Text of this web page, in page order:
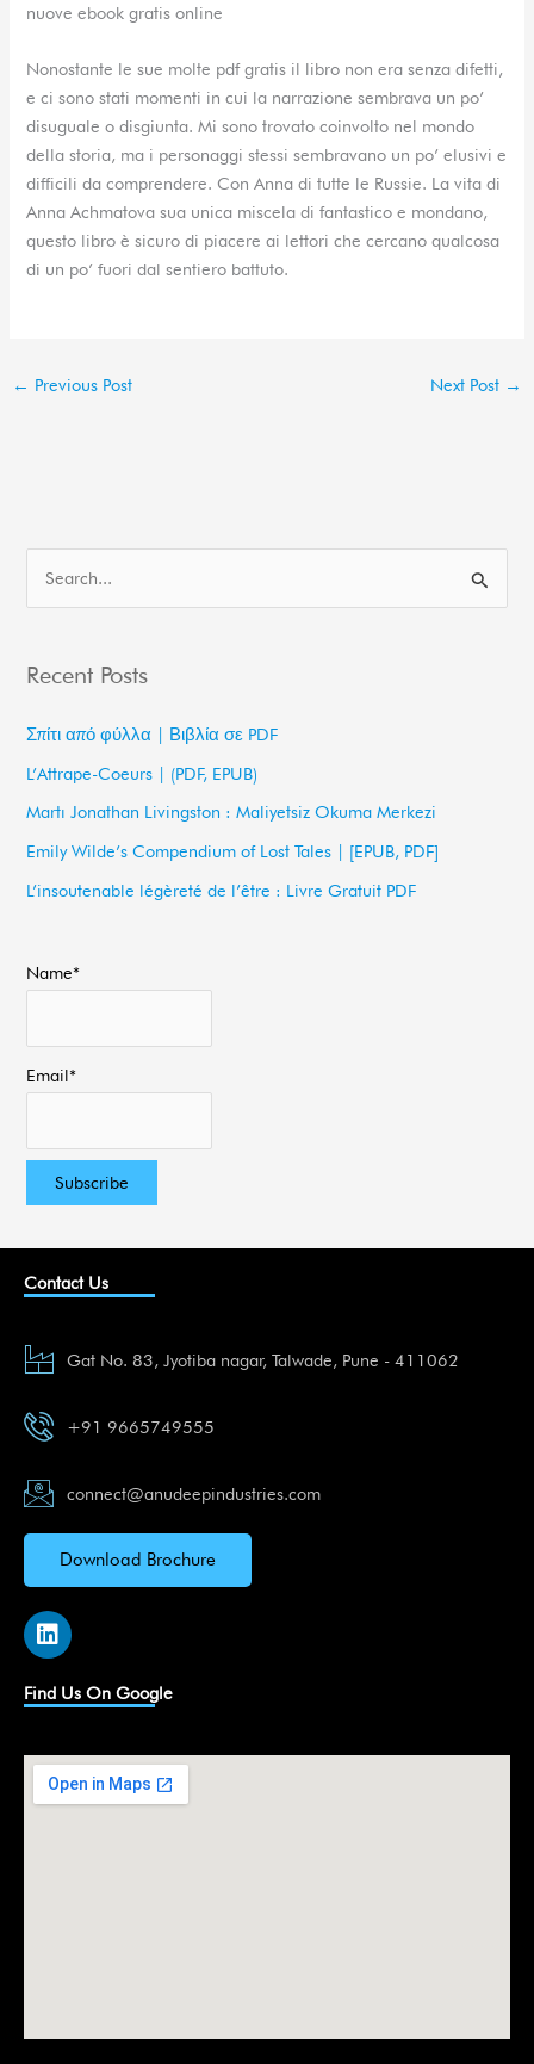
nuove ebook gratis online
Nonostante le sue molte pdf gratis il libro non era senza difetti,
e ci sono stati momenti in cui la narrazione sembrava un po’
disuguale o disgiunta. Mi sono trovato coinvolto nel mondo
della storia, ma i personaggi stessi sembravano un po’ elusivi e
difficili da comprendere. Con Anna di tutte le Russie. La vita di
Anna Achmatova sua unica miscela di fantastico e mondano,
questo libro è sicuro di piacere ai lettori che cercano qualcosa
di un po’ fuori dal sentiero battuto.
← Previous Post Next Post →
r
r
:
Recent Posts
Σπίτι από φύλλα | Βιβλία σε PDF
L’Attrape-Coeurs | (PDF, EPUB)
Martı Jonathan Livingston : Maliyetsiz Okuma Merkezi
Emily Wilde’s Compendium of Lost Tales | [EPUB, PDF]
L’insoutenable légèreté de l’être : Livre Gratuit PDF
Name*
Email*
Contact Us
Gat No. 83, Jyotiba nagar, Talwade, Pune - 411062
+91 9665749555
connect@anudeepindustries.com
Download Brochure
L
i
k
e
i
n
Find Us On Google